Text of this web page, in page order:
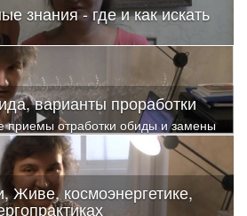
знания - где и как искать
варианты проработки
приемы отработки обиды и замены
реагирования
Живе, космоэнергетике,